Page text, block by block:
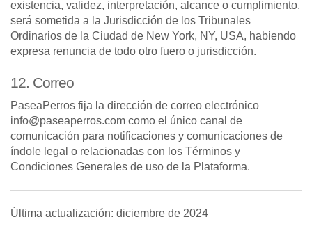
existencia, validez, interpretación, alcance o cumplimiento,
será sometida a la Jurisdicción de los Tribunales
Ordinarios de la Ciudad de New York, NY, USA, habiendo
expresa renuncia de todo otro fuero o jurisdicción.
12. Correo
PaseaPerros fija la dirección de correo electrónico
info@paseaperros.com como el único canal de
comunicación para notificaciones y comunicaciones de
índole legal o relacionadas con los Términos y
Condiciones Generales de uso de la Plataforma.
Última actualización: diciembre de 2024